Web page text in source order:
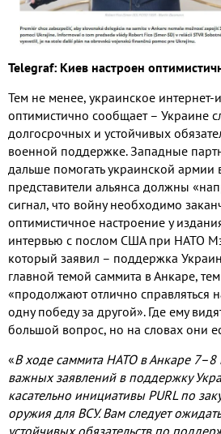
Telegraf: Киев настроен
Тем не менее, украинское интернет-
оптимистично сообщает – Украине
долгосрочных и устойчивых
военной поддержке. Западные
дальше помогать украинской армии
представители альянса должны
сигнал, что войну необходимо
оптимистичное настроение у
интервью с послом США при НАТО
который заявил – поддержка
главной темой саммита в Анкаре,
«продолжают отлично справляться
одну победу за другой». Где ему
большой вопрос, но на словах они
«В ходе саммита НАТО в Анкаре 7–8
важных заявлений в поддержку
касательно инициативы PURL по
оружия для ВСУ. Вам следует